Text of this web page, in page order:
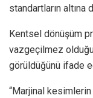
standartların altına
Kentsel dönüşüm
vazgeçilmez
görüldüğünü ifade
“Marjinal